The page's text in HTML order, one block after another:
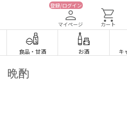
登録/ログイン
マイページ カート
食品・ 甘酒 お酒 キ
晩酌